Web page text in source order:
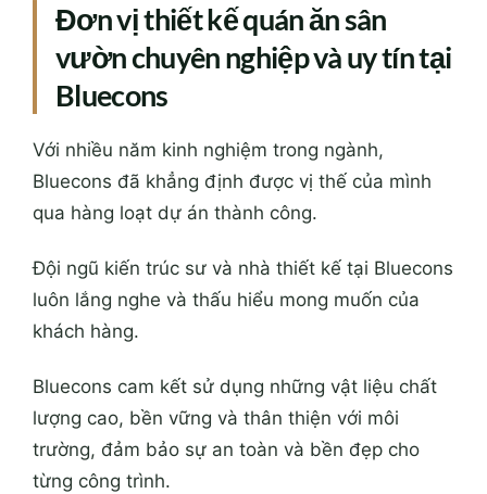
Đơn vị thiết kế quán ăn sân
vườn chuyên nghiệp và uy tín tại
Bluecons
Với nhiều năm kinh nghiệm trong ngành,
Bluecons đã khẳng định được vị thế của mình
qua hàng loạt dự án thành công.
Đội ngũ kiến trúc sư và nhà thiết kế tại Bluecons
luôn lắng nghe và thấu hiểu mong muốn của
khách hàng.
Bluecons cam kết sử dụng những vật liệu chất
lượng cao, bền vững và thân thiện với môi
trường, đảm bảo sự an toàn và bền đẹp cho
từng công trình.